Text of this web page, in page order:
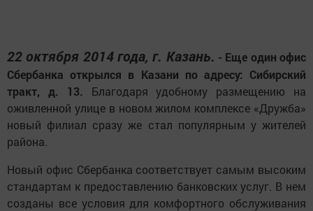
22 октября 2014 года, г. Казань. - Еще один офис
Сбербанка открылся в Казани по адресу: Сибирский
тракт, д. 13. Благодаря удобному размещению на
оживленной улице в новом жилом комплексе «Дружба»
новый филиал сразу же стал популярным у жителей
района.
Новый офис Сбербанка соответствует самым высоким
стандартам к предоставлению банковских услуг. В нем
созданы все условия для комфортного обслуживания